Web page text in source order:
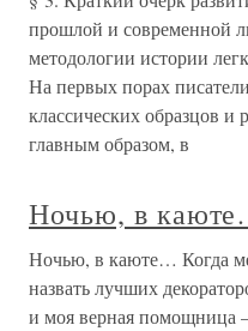
прошлой и современной
методологии истории
На первых порах
классических образцов и
главным образом, в
Ночью, в
Ночью, в каюте… Когда
назвать лучших
и моя верная